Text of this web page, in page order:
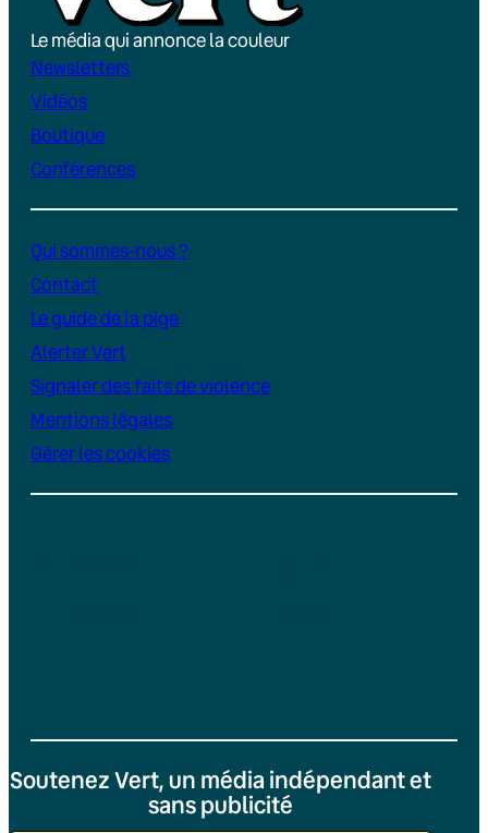
Le média qui annonce la couleur
Newsletters
Vidéos
Boutique
Conférences
Qui sommes-nous ?
Contact
Le guide de la pige
Alerter Vert
Signaler des faits de violence
Mentions légales
Gérer les cookies
Soutenez Vert, un média indépendant et
sans publicité